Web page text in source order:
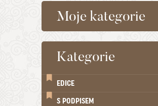
Moje kategorie
Kategorie
EDICE
S PODPISEM